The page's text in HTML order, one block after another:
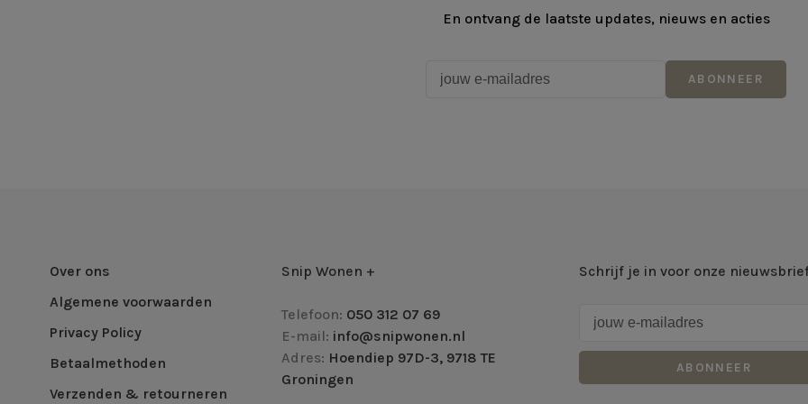
En ontvang de laatste updates, nieuws en acties
ABONNEER
Over ons
Algemene voorwaarden
Privacy Policy
Betaalmethoden
Verzenden & retourneren
Snip Wonen +
Telefoon: 050 312 07 69
E-mail: info@snipwonen.nl
Adres: Hoendiep 97D-3, 9718 TE
Groningen
Schrijf je in voor onze
ABONNEER